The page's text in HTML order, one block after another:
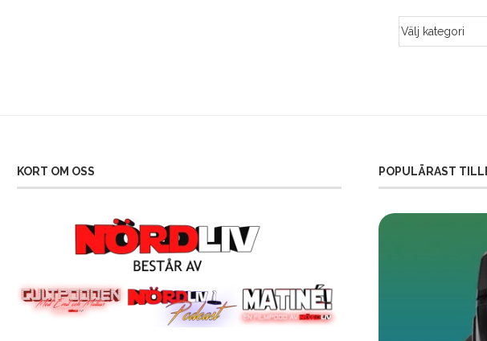
KORT OM OSS POPULÄRAST